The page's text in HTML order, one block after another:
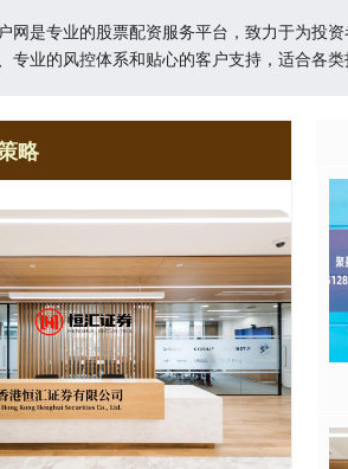
网是专业的股票配资服务平台，致力于为投
专业的风控体系和贴心的客户支持，适合各
略